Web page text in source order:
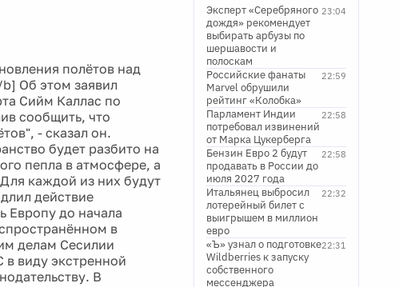
полётов над
Об этом заявил
Сийм Каллас по
сообщить, что
- сказал он.
будет разбито на
пепла в атмосфере, а
каждой из них будут
действие
Европу до начала
в
делам Сесилии
виду экстренной
В
23:04
Эксперт «Серебряного
дождя» рекомендует
выбирать арбузы по
шершавости и
полоскам
22:59
Российские фанаты
Marvel обрушили
рейтинг «Колобка»
22:58
Парламент Индии
потребовал извинений
от Марка Цукерберга
22:58
Бензин Евро 2 будут
продавать в России до
июля 2027 года
22:32
Итальянец выбросил
лотерейный билет с
выигрышем в миллион
евро
22:31
«Ъ» узнал о подготовке
Wildberries к запуску
собственного
мессенджера